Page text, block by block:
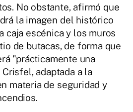
No obstante, afirmó que
la imagen del histórico
caja escénica y los muros
de butacas, de forma que
"prácticamente una
adaptada a la
materia de seguridad y